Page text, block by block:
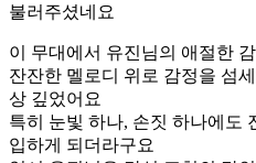
불러주셨네요
이 무대에서 유진님의 애절한
잔잔한 멜로디 위로 감정을 섬
상 깊었어요
특히 눈빛 하나, 손짓 하나에도
입하게 되더라구요